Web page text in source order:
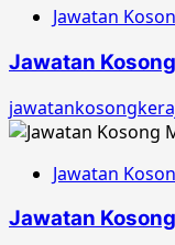
Jawatan
Jawatan
Jawatan
Jawatan